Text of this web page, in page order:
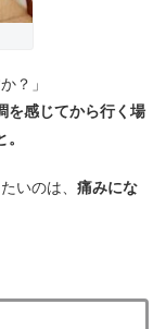
？」
を感じてから行く場
いのは、 痛みにな